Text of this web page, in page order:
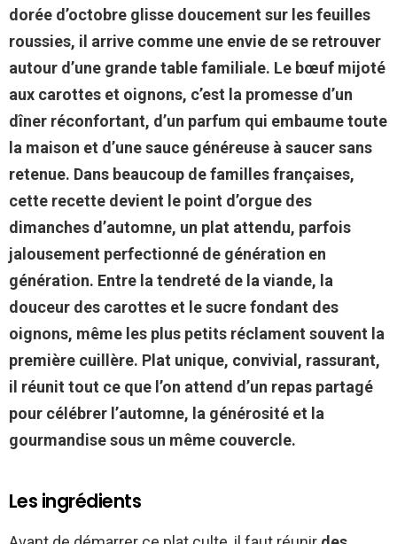
dorée d’octobre glisse doucement sur les feuilles
roussies, il arrive comme une envie de se retrouver
autour d’une grande table familiale. Le bœuf mijoté
aux carottes et oignons, c’est la promesse d’un
dîner réconfortant, d’un parfum qui embaume toute
la maison et d’une sauce généreuse à saucer sans
retenue. Dans beaucoup de familles françaises,
cette recette devient le point d’orgue des
dimanches d’automne, un plat attendu, parfois
jalousement perfectionné de génération en
génération. Entre la tendreté de la viande, la
douceur des carottes et le sucre fondant des
oignons, même les plus petits réclament souvent la
première cuillère. Plat unique, convivial, rassurant,
il réunit tout ce que l’on attend d’un repas partagé
pour célébrer l’automne, la générosité et la
gourmandise sous un même couvercle.
Les ingrédients